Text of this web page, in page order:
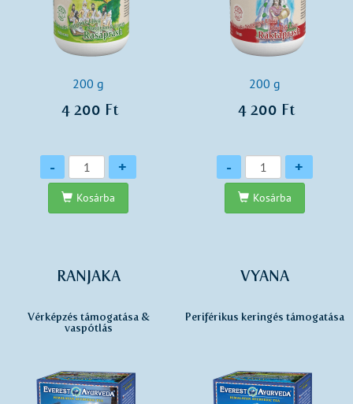
200 g
4 200 Ft
Mennyiség
- +
Kosárba
200 g
4 200 Ft
Mennyiség
- +
Kosárba
RANJAKA
Vérképzés támogatása &
vaspótlás
VYANA
Periférikus keringés támogatása